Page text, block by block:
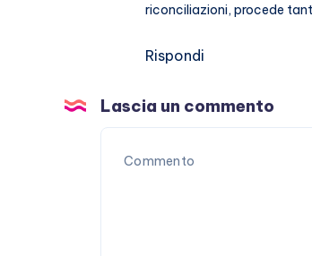
riconciliazioni, procede
Rispondi
Lascia un commento